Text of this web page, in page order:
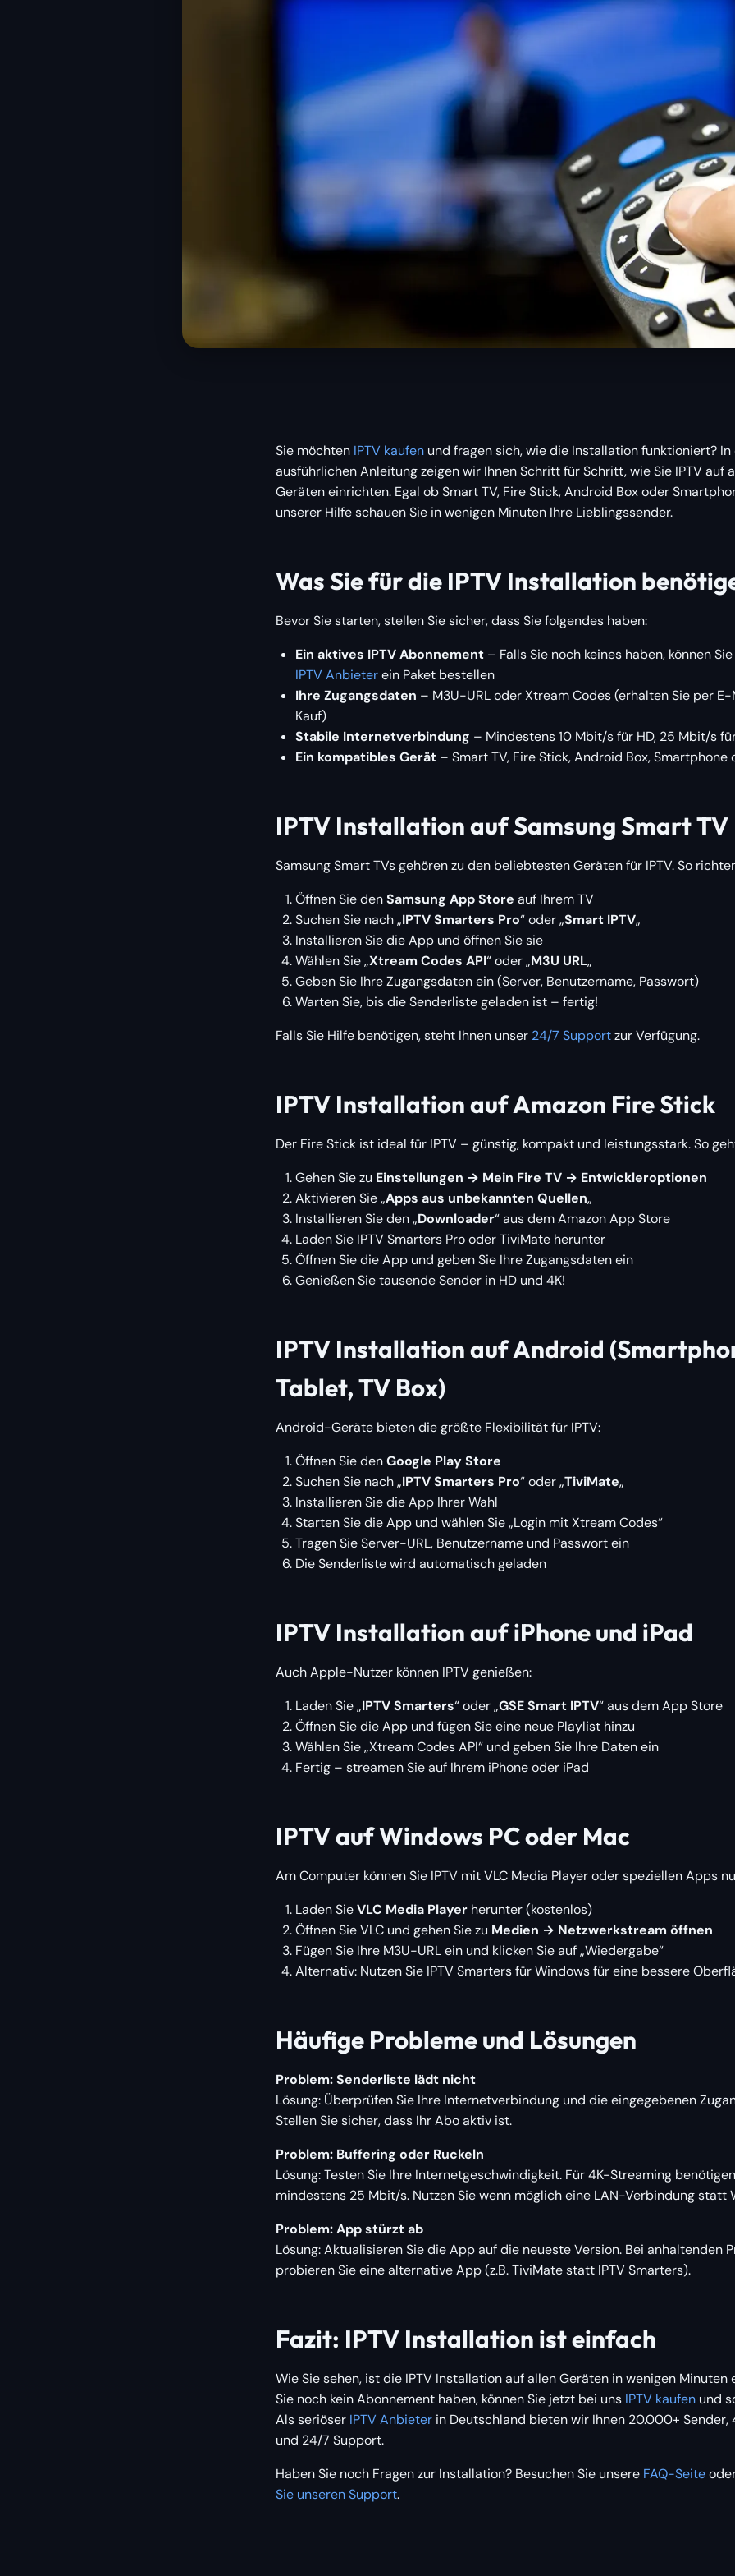
Sie möchten IPTV kaufen und fragen sich, wie die Installation funktioniert? In
ausführlichen Anleitung zeigen wir Ihnen Schritt für Schritt, wie Sie IPTV auf
Geräten einrichten. Egal ob Smart TV, Fire Stick, Android Box oder
unserer Hilfe schauen Sie in wenigen Minuten Ihre Lieblingssender.
Was Sie für die IPTV Installation
Bevor Sie starten, stellen Sie sicher, dass Sie folgendes haben:
Ein aktives IPTV Abonnement – Falls Sie noch keines haben, können
IPTV Anbieterein Paket bestellen
Ihre Zugangsdaten – M3U-URL oder Xtream Codes (erhalten Sie per
Kauf)
Stabile Internetverbindung – Mindestens 10 Mbit/s für HD, 25 Mbit/s
Ein kompatibles Gerät – Smart TV, Fire Stick, Android Box, Smartphone
IPTV Installation auf Samsung Smart TV
Samsung Smart TVs gehören zu den beliebtesten Geräten für IPTV. So
Öffnen Sie denSamsung App Store auf Ihrem TV
Suchen Sie nach „IPTV Smarters Pro“ oder „Smart IPTV„
Installieren Sie die App und öffnen Sie sie
Wählen Sie „Xtream Codes API“ oder „M3U URL„
Geben Sie Ihre Zugangsdaten ein (Server, Benutzername, Passwort)
Warten Sie, bis die Senderliste geladen ist – fertig!
Falls Sie Hilfe benötigen, steht Ihnen unser 24/7 Supportzur Verfügung.
IPTV Installation auf Amazon Fire Stick
Der Fire Stick ist ideal für IPTV – günstig, kompakt und leistungsstark. So
Gehen Sie zu Einstellungen → Mein Fire TV → Entwickleroptionen
Aktivieren Sie „Apps aus unbekannten Quellen„
Installieren Sie den „Downloader“ aus dem Amazon App Store
Laden Sie IPTV Smarters Pro oder TiviMate herunter
Öffnen Sie die App und geben Sie Ihre Zugangsdaten ein
Genießen Sie tausende Sender in HD und 4K!
IPTV Installation auf Android
Tablet, TV Box)
Android-Geräte bieten die größte Flexibilität für IPTV:
Öffnen Sie denGoogle Play Store
Suchen Sie nach „IPTV Smarters Pro“ oder „TiviMate„
Installieren Sie die App Ihrer Wahl
Starten Sie die App und wählen Sie „Login mit Xtream Codes“
Tragen Sie Server-URL, Benutzername und Passwort ein
Die Senderliste wird automatisch geladen
IPTV Installation auf iPhone und iPad
Auch Apple-Nutzer können IPTV genießen:
Laden Sie „IPTV Smarters“ oder „GSE Smart IPTV“ aus dem App Store
Öffnen Sie die App und fügen Sie eine neue Playlist hinzu
Wählen Sie „Xtream Codes API“ und geben Sie Ihre Daten ein
Fertig – streamen Sie auf Ihrem iPhone oder iPad
IPTV auf Windows PC oder Mac
Am Computer können Sie IPTV mit VLC Media Player oder speziellen Apps
Laden SieVLC Media Player herunter (kostenlos)
Öffnen Sie VLC und gehen Sie zu Medien → Netzwerkstream öffnen
Fügen Sie Ihre M3U-URL ein und klicken Sie auf „Wiedergabe“
Alternativ: Nutzen Sie IPTV Smarters für Windows für eine bessere
Häufige Probleme und Lösungen
Problem: Senderliste lädt nicht
Lösung: Überprüfen Sie Ihre Internetverbindung und die eingegebenen
Stellen Sie sicher, dass Ihr Abo aktiv ist.
Problem: Buffering oder Ruckeln
Lösung: Testen Sie Ihre Internetgeschwindigkeit. Für 4K-Streaming
mindestens 25 Mbit/s. Nutzen Sie wenn möglich eine LAN-Verbindung statt
Problem: App stürzt ab
Lösung: Aktualisieren Sie die App auf die neueste Version. Bei anhaltenden
probieren Sie eine alternative App (z.B. TiviMate statt IPTV Smarters).
Fazit: IPTV Installation ist einfach
Wie Sie sehen, ist die IPTV Installation auf allen Geräten in wenigen Minuten
Sie noch kein Abonnement haben, können Sie jetzt bei uns IPTV kaufen und
Als seriöser IPTV Anbieter in Deutschland bieten wir Ihnen 20.000+ Sender,
und 24/7 Support.
Haben Sie noch Fragen zur Installation? Besuchen Sie unsere FAQ-Seite
Sie unseren Support.